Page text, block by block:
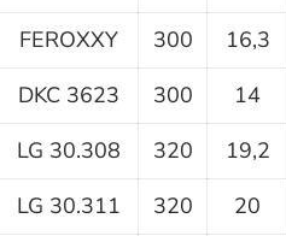
FEROXXY 300 16,3
DKC 3623
300 14
LG 30.308
320 19,2
LG 30.311
320 20